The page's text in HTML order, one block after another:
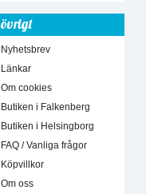
övrigt
Nyhetsbrev
Länkar
Om cookies
Butiken i Falkenberg
Butiken i Helsingborg
FAQ / Vanliga frågor
Köpvillkor
Om oss